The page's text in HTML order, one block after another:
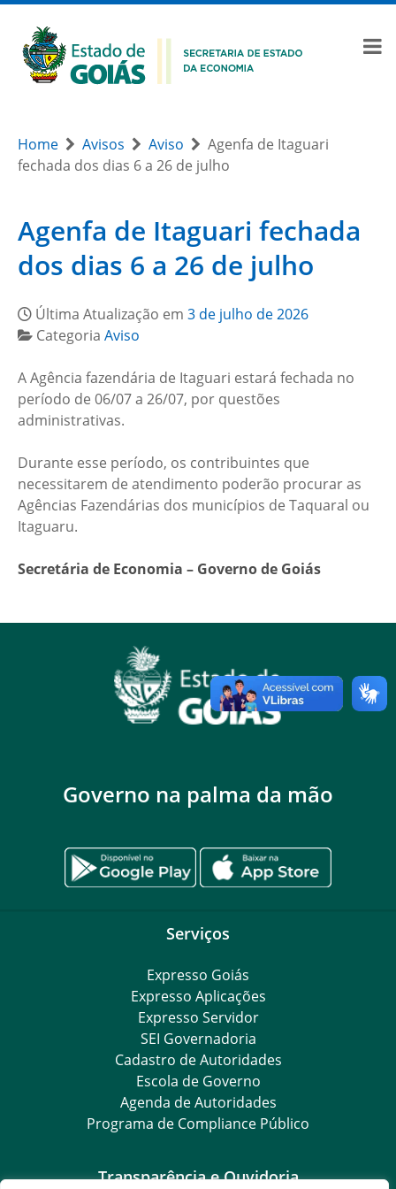
Home Avisos Aviso
Agenfa de Itaguari
fechada dos dias 6 a 26 de julho
Agenfa de Itaguari fechada
dos dias 6 a 26 de julho
Última Atualização em 3 de julho de 2026
Categoria Aviso
A Agência fazendária de Itaguari estará fechada no
período de 06/07 a 26/07, por questões
administrativas.
Durante esse período, os contribuintes que
necessitarem de atendimento poderão procurar as
Agências Fazendárias dos municípios de Taquaral ou
Itaguaru.
Secretária de Economia – Governo de Goiás
Governo na palma da mão
Serviços
Expresso Goiás
Expresso Aplicações
Expresso Servidor
SEI Governadoria
Cadastro de Autoridades
Escola de Governo
Agenda de Autoridades
Programa de Compliance Público
Transparência e Ouvidoria